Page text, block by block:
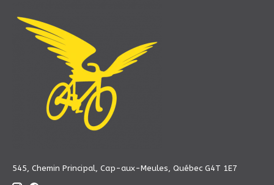
545, Chemin Principal, Cap-aux-Meules, Québec G4T 1E7